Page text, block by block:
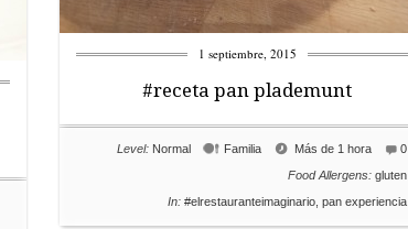
1 septiembre, 2015
#receta pan plademunt
0
Más de 1 hora
Familia
Level: Normal
Food Allergens: gluten
In: #elrestauranteimaginario pan experiencia